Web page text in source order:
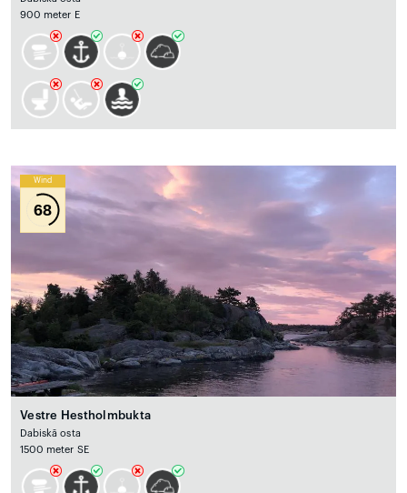
900 meter E
Wind
68
Vestre Hestholmbukta
Dabiskā osta
1500 meter SE